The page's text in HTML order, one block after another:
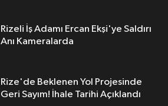
Rizeli İş Adamı Ercan Ekşi'ye Saldırı
Anı Kameralarda
Rize'de Beklenen Yol Projesinde
Geri Sayım! İhale Tarihi Açıklandı